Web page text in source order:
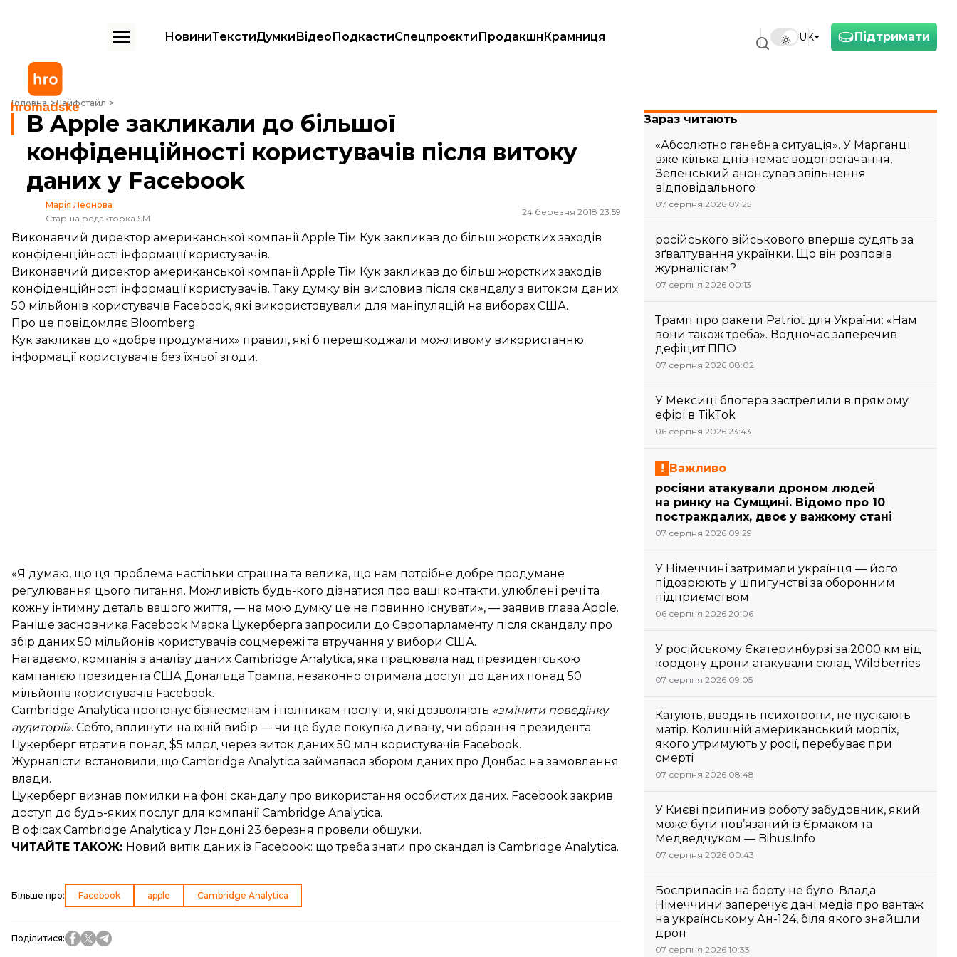
Підтримати
UK
НовиниТекстиДумкиВідеоПодкастиСпецпроєктиПродакшнКрамниця
Головна Лайфстайл
В Apple закликали до більшої конфіденційності користувачів після витоку даних у Facebook
В Apple закликали до більшої
конфіденційності користувачів після витоку
даних у Facebook
Марія Леонова
Старша редакторка SM
24 березня 2018 23:59
Виконавчий директор американської компанії Apple Тім Кук закликав до більш жорстких заходів
конфіденційності інформації користувачів.
Виконавчий директор американської компанії Apple Тім Кук закликав до більш жорстких заходів
конфіденційності інформації користувачів. Таку думку він висловив після скандалу з витоком даних
50 мільйонів користувачів Facebook, які використовували для маніпуляцій на виборах США.
Про це повідомляє Bloomberg.
Кук закликав до «добре продуманих» правил, які б перешкоджали можливому використанню
інформації користувачів без їхньої згоди.
«Я думаю, що ця проблема настільки страшна та велика, що нам потрібне добре продумане
регулювання цього питання. Можливість будь-кого дізнатися про ваші контакти, улюблені речі та
кожну інтимну деталь вашого життя, — на мою думку це не повинно існувати», — заявив глава Apple.
Раніше засновника Facebook Марка Цукерберга запросили до Європарламенту після скандалу про
збір даних 50 мільйонів користувачів соцмережі та втручання у вибори США.
Нагадаємо, компанія з аналізу даних Cambridge Analytica, яка працювала над президентською
кампанією президента США Дональда Трампа, незаконно отримала доступ до даних понад 50
мільйонів користувачів Facebook.
Cambridge Analytica пропонує бізнесменам і політикам послуги, які дозволяють «змінити поведінку
аудиторії». Себто, вплинути на їхній вибір — чи це буде покупка дивану, чи обрання президента.
Цукерберг втратив понад $5 млрд через виток даних 50 млн користувачів Facebook.
Журналісти встановили, що Cambridge Analytica займалася збором даних про Донбас на замовлення
влади.
Цукерберг визнав помилки на фоні скандалу про використання особистих даних. Facebook закрив
доступ до будь-яких послуг для компанії Cambridge Analytica.
В офісах Cambridge Analytica у Лондоні 23 березня провели обшуки.
ЧИТАЙТЕ ТАКОЖ: Новий витік даних із Facebook: що треба знати про скандал із Cambridge Analytica.
Більше про: Facebook apple Cambridge Analytica
Поділитися:
Зараз читають
«Абсолютно ганебна ситуація». У Марганці
вже кілька днів немає водопостачання,
Зеленський анонсував звільнення
відповідального
07 серпня 2026 07:25
російського військового вперше судять за
зґвалтування українки. Що він розповів
журналістам?
07 серпня 2026 00:13
Трамп про ракети Patriot для України: «Нам
вони також треба». Водночас заперечив
дефіцит ППО
07 серпня 2026 08:02
У Мексиці блогера застрелили в прямому
ефірі в TikTok
06 серпня 2026 23:43
Важливо
росіяни атакували дроном людей
на ринку на Сумщині. Відомо про 10
постраждалих, двоє у важкому стані
07 серпня 2026 09:29
У Німеччині затримали українця — його
підозрюють у шпигунстві за оборонним
підприємством
06 серпня 2026 20:06
У російському Єкатеринбурзі за 2000 км від
кордону дрони атакували склад Wildberries
07 серпня 2026 09:05
Катують, вводять психотропи, не пускають
матір. Колишній американський морпіх,
якого утримують у росії, перебуває при
смерті
07 серпня 2026 08:48
У Києві припинив роботу забудовник, який
може бути пов’язаний із Єрмаком та
Медведчуком — Bihus.Info
07 серпня 2026 00:43
Боєприпасів на борту не було. Влада
Німеччини заперечує дані медіа про вантаж
на українському Ан-124, біля якого знайшли
дрон
07 серпня 2026 10:33